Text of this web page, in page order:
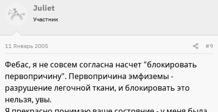
Juliet
Участник
11 Январь 2005 #9
Фебас, я не совсем согласна насчет "блокировать
первопричину". Первопричина эмфиземы -
разрушение легочной ткани, и блокировать это
нельзя, увы.